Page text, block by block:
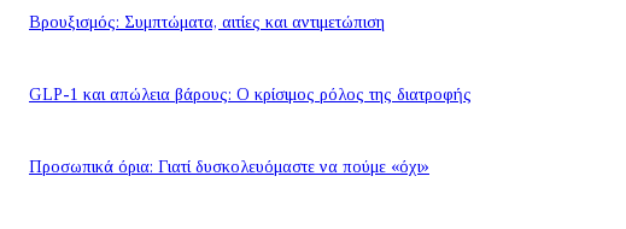
Βρουξισμός: Συμπτώματα, αιτίες και αντιμετώπιση
GLP-1 και απώλεια βάρους: Ο κρίσιμος ρόλος της διατροφής
Προσωπικά όρια: Γιατί δυσκολευόμαστε να πούμε «όχι»